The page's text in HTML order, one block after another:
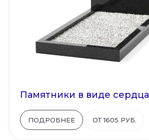
Памятники в виде сердца
ПОДРОБНЕЕ ОТ 1605 РУБ.